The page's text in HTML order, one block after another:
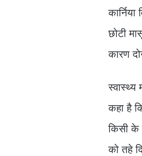
छोटी
कारण
स्वास्थ्य
कहा है
किसी के
को तहे